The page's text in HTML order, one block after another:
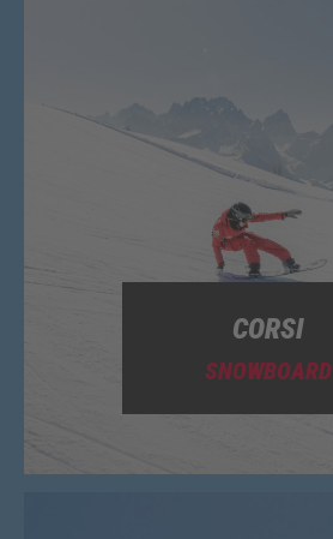
CORSI
SNOWBOARD